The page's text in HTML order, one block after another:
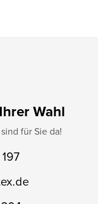
Wahl
für Sie da!